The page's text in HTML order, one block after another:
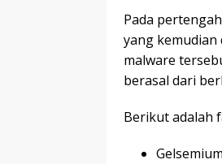
Pada
yang kemudian
malware
berasal dari
Berikut adalah